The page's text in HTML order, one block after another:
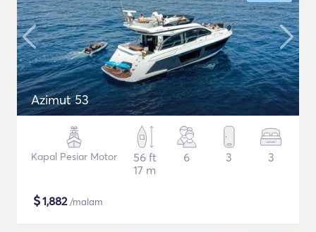
Azimut 53
Kapal Pesiar Motor
56 ft
17 m
6 3 3
$1,882/malam